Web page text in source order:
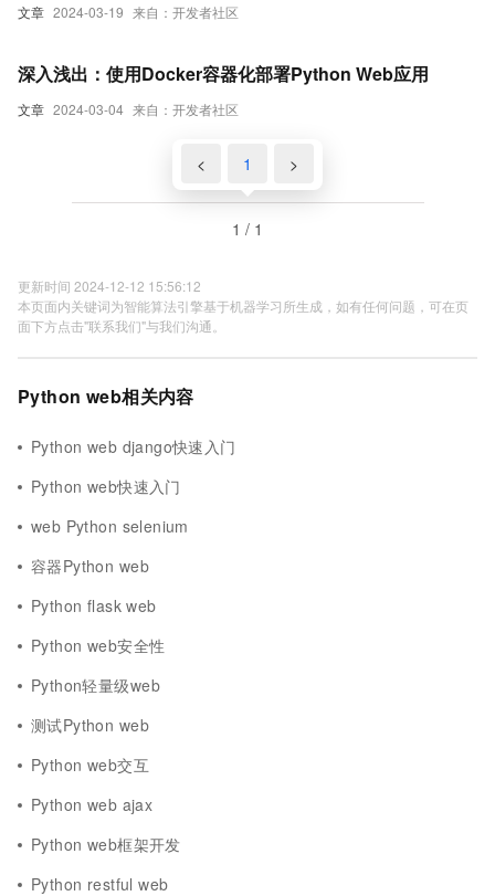
文章 2024-03-19 来自：开发者社区
文章 2024-03-04 来自：开发者社区
深入浅出：使用Docker容器化部署Python Web应用
< 1 >
1 / 1
更新时间 2024-12-12 15:56:12
本页面内关键词为智能算法引擎基于机器学习所生成，如有任何问题，可在页
面下方点击"联系我们"与我们沟通。
Python web相关内容
Python web django快速入门
Python web快速入门
web Python selenium
容器Python web
Python flask web
Python web安全性
Python轻量级web
测试Python web
Python web交互
Python web ajax
Python web框架开发
Python restful web